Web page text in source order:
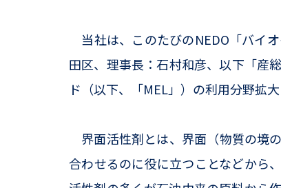
当社は、このたびのNEDO「バイ
田区、理事長：石村和彦、以下「産
ド（以下、「MEL」）の利用分野拡
界面活性剤とは、界面（物質の境
合わせるのに役に立つことなどから